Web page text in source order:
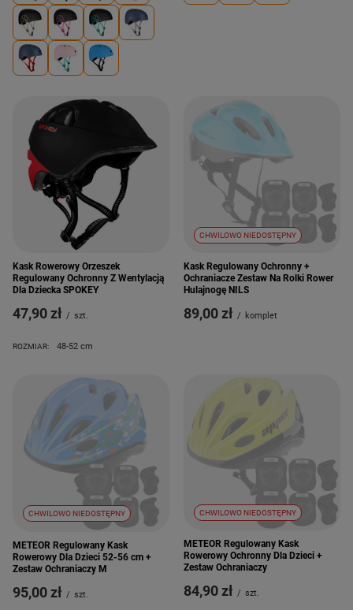
Kask Rowerowy Orzeszek
Regulowany Ochronny Z Wentylacją
Dla Dziecka SPOKEY
47,90 zł / szt.
ROZMIAR: 48-52 cm
CHWILOWO NIEDOSTĘPNY
Kask Regulowany Ochronny +
Ochraniacze Zestaw Na Rolki Rower
Hulajnogę NILS
89,00 zł / komplet
CHWILOWO NIEDOSTĘPNY
METEOR Regulowany Kask
Rowerowy Dla Dzieci 52-56 cm +
Zestaw Ochraniaczy M
95,00 zł / szt.
CHWILOWO NIEDOSTĘPNY
METEOR Regulowany Kask
Rowerowy Ochronny Dla Dzieci +
Zestaw Ochraniaczy
84,90 zł / szt.